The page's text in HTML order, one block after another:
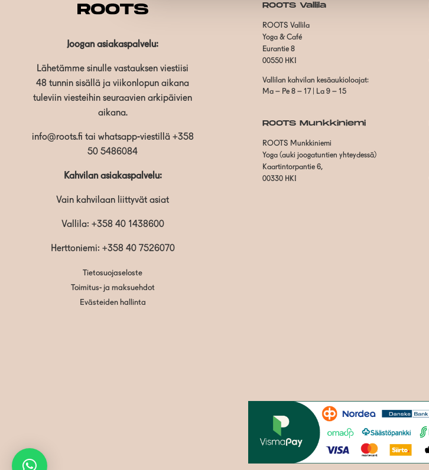
Joogan asiakaspalvelu:
Lähetämme sinulle vastauksen viestiisi
48 tunnin sisällä ja viikonlopun aikana
tuleviin viesteihin seuraavien arkipäivien
aikana.
info@roots.fi tai whatsapp-viestillä +358
50 5486084
Kahvilan asiakaspalvelu:
Vain kahvilaan liittyvät asiat
Vallila: +358 40 1438600
Herttoniemi: +358 40 7526070
Tietosuojaseloste
Toimitus- ja maksuehdot
Evästeiden hallinta
ROOTS Vallila
ROOTS Vallila
Yoga & Café
Eurantie 8
00550 HKI
Vallilan kahvilan kesäaukioloajat:
Ma – Pe 8 – 17 | La 9 – 15
ROOTS Munkkiniemi
ROOTS Munkkiniemi
Yoga (auki joogatuntien yhteydessä)
Kaartintorpantie 6,
00330 HKI